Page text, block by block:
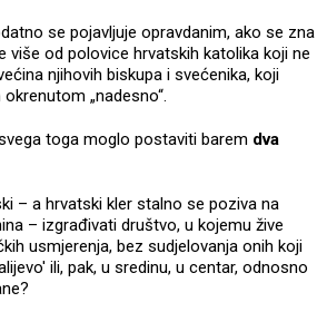
se pojavljuje opravdanim, ako se zna
više od polovice hrvatskih katolika koji ne
njihovih biskupa i svećenika, koji
„nadesno“.
toga moglo postaviti barem dva
– a hrvatski kler stalno se poziva na
– izgrađivati društvo, u kojemu žive
usmjerenja, bez sudjelovanja onih koji
ili, pak, u sredinu, u centar, odnosno